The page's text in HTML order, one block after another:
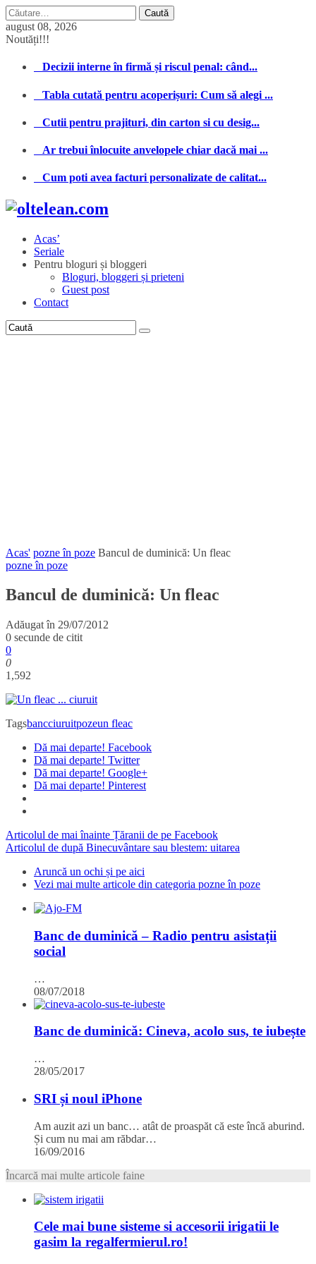
Caută
după:
august 08, 2026
Noutăți!!!
Decizii interne în firmă și riscul penal: când...
Tabla cutată pentru acoperișuri: Cum să alegi ...
Cutii pentru prajituri, din carton si cu desig...
Ar trebui înlocuite anvelopele chiar dacă mai ...
Cum poti avea facturi personalizate de calitat...
Acas’
Seriale
Pentru bloguri și bloggeri
Bloguri, bloggeri și prieteni
Guest post
Contact
Acas' pozne în poze Bancul de duminică: Un fleac
pozne în poze
Bancul de duminică: Un fleac
Adăugat în 29/07/2012
0 secunde de citit
0
0
1,592
Tagsbancciuruitpozeun fleac
Dă mai departe! Facebook
Dă mai departe! Twitter
Dă mai departe! Google+
Dă mai departe! Pinterest
Articolul de mai înainte Țăranii de pe Facebook
Articolul de după Binecuvântare sau blestem: uitarea
Aruncă un ochi și pe aici
Vezi mai multe articole din categoria pozne în poze
Banc de duminică – Radio pentru asistații
social
…
08/07/2018
Banc de duminică: Cineva, acolo sus, te iubește
…
28/05/2017
SRI și noul iPhone
Am auzit azi un banc… atât de proaspăt că este încă aburind.
Și cum nu mai am răbdar…
16/09/2016
Încarcă mai multe articole faine
Cele mai bune sisteme si accesorii irigatii le
gasim la regalfermierul.ro!